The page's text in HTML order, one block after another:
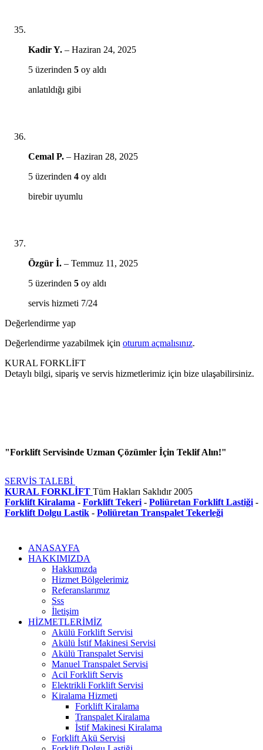
Kadir Y. – Haziran 24, 2025
5 üzerinden 5 oy aldı
anlatıldığı gibi
Cemal P. – Haziran 28, 2025
5 üzerinden 4 oy aldı
birebir uyumlu
Özgür İ. – Temmuz 11, 2025
5 üzerinden 5 oy aldı
servis hizmeti 7/24
Değerlendirme yap
Değerlendirme yazabilmek için oturum açmalısınız.
KURAL FORKLİFT
Detaylı bilgi, sipariş ve servis hizmetlerimiz için bize ulaşabilirsiniz.
"Forklift Servisinde Uzman Çözümler İçin Teklif Alın!"
SERVİS TALEBİ
KURAL FORKLİFT Tüm Hakları Saklıdır 2005
Forklift Kiralama - Forklift Tekeri - Poliüretan Forklift Lastiği -
Forklift Dolgu Lastik - Poliüretan Transpalet Tekerleği
ANASAYFA
HAKKIMIZDA
Hakkımızda
Hizmet Bölgelerimiz
Referanslarımız
Sss
İletişim
HİZMETLERİMİZ
Akülü Forklift Servisi
Akülü İstif Makinesi Servisi
Akülü Transpalet Servisi
Manuel Transpalet Servisi
Acil Forklift Servis
Elektrikli Forklift Servisi
Kiralama Hizmeti
Forklift Kiralama
Transpalet Kiralama
İstif Makinesi Kiralama
Forklift Akü Servisi